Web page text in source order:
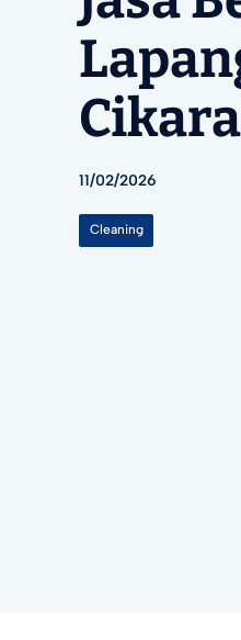
11/02/2026
Cleaning